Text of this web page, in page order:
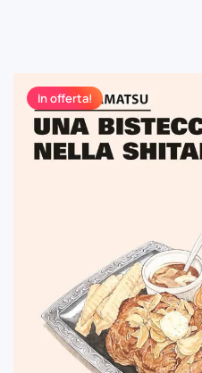
In offerta!